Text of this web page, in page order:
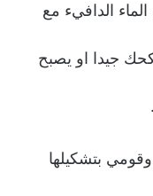
الدافيء مع
جيدا او يصبح
بتشكيلها